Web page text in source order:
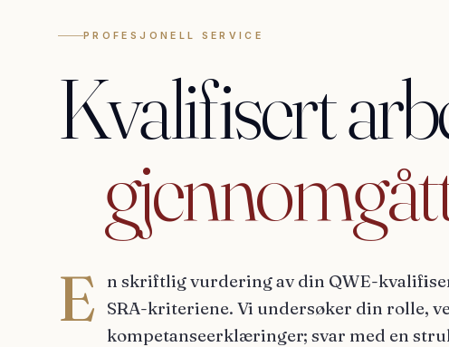
PROFESJONELL SERVICE
Kvalifisert
E
n skriftlig vurdering av din QWE-
SRA-kriteriene. Vi undersøker din rolle,
kompetanseerklæringer; svar med en